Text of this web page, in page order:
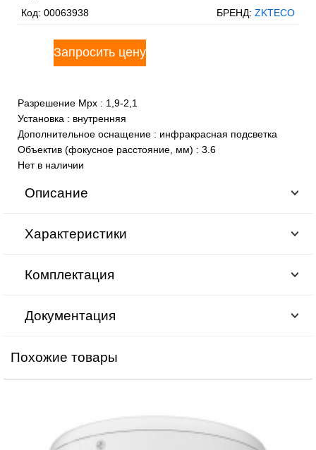
Код: 00063938 БРЕНД: ZKTECO
Разрешение Mpx : 1,9-2,1
Установка : внутренняя
Дополнительное оснащение : инфракрасная подсветка
Объектив (фокусное расстояние, мм) : 3.6
Нет в наличии
Описание
Характеристики
Комплектация
Документация
Похожие товары